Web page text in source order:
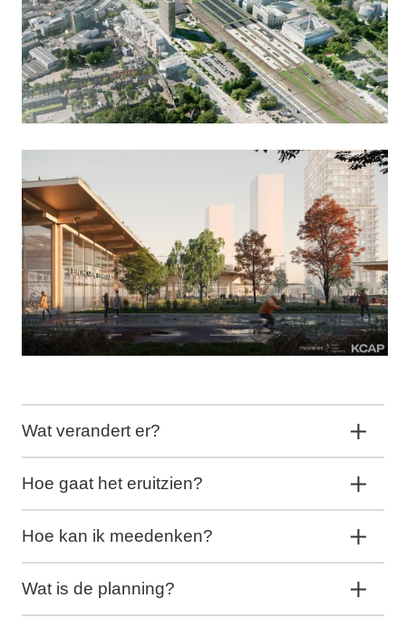
Wat verandert er?
Hoe gaat het eruitzien?
Hoe kan ik meedenken?
Wat is de planning?